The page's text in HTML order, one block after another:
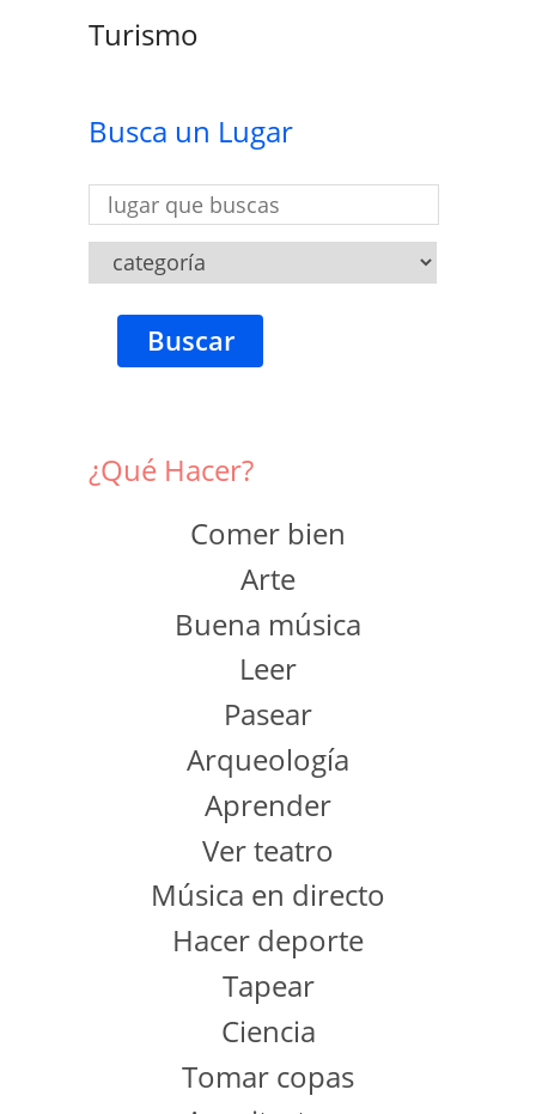
Turismo
Busca un Lugar
Buscar
¿Qué Hacer?
Comer bien
Arte
Buena música
Leer
Pasear
Arqueología
Aprender
Ver teatro
Música en directo
Hacer deporte
Tapear
Ciencia
Tomar copas